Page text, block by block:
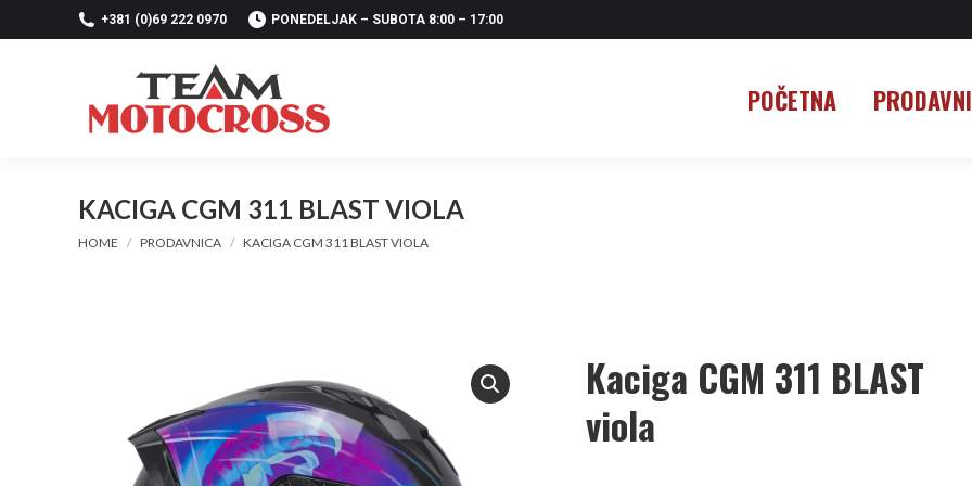
+381 (0)69 222 0970 PONEDELJAK – SUBOTA 8:00 – 17:00
POČETNA
KACIGA CGM 311 BLAST VIOLA
You are here:
HOME PRODAVNICA KACIGA CGM 311 BLAST VIOLA
Kaciga CGM 311 BLAST
viola
POČETNA